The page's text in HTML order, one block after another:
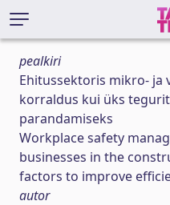
pealkiri
Ehitussektoris mikro-
korraldus kui üks
parandamiseks
Workplace safety
businesses in the
factors to improve
autor